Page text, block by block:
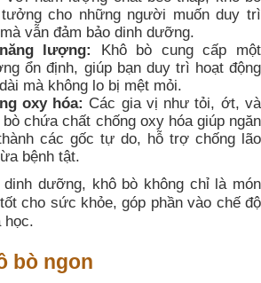
cho những người muốn duy trì
vẫn đảm bảo dinh dưỡng.
lượng:
Khô bò cung cấp một
ổn định, giúp bạn duy trì hoạt động
mà không lo bị mệt mỏi.
oxy hóa: Các gia vị như tỏi, ớt, và
chứa chất chống oxy hóa giúp ngăn
các gốc tự do, hỗ trợ chống lão
bệnh tật.
dưỡng, khô bò không chỉ là món
cho sức khỏe, góp phần vào chế độ
học.
bò ngon